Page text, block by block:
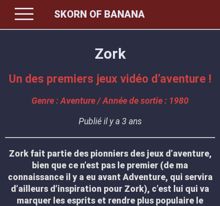
menu SKORN OF BANANA
Zork
Un des premiers jeux vidéo d’aventure !
Genre : Aventure / Année de sortie : 1980
Publié il y a 3 ans
Zork fait partie des pionniers des jeux d’aventure,
bien que ce n’est pas le premier (de ma
connaissance il y a eu avant Adventure, qui servira
d’ailleurs d’inspiration pour Zork), c’est lui qui va
marquer les esprits et rendre plus populaire le